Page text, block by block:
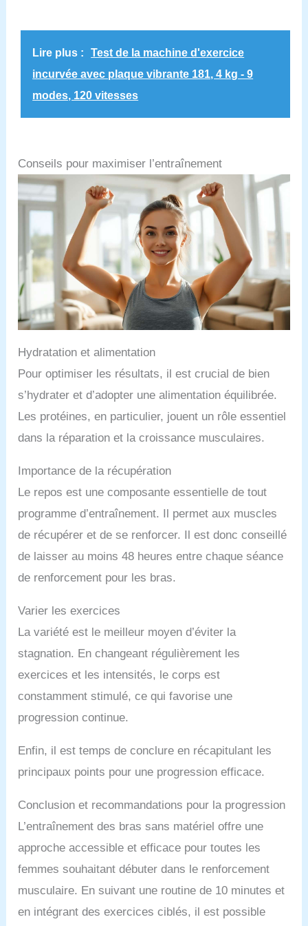
du dos, ce qui est idéal pour les culturistes de
seulement 10,4 kg avec une poignée attachée, ce
banc est facile à plier en 3 secondes et à déplacer,
entraînement presque n'importe où. Mesurant 80 x
sport à domicile Structure stable et matériau de
qualité : avec le tube de jambe plus large et la
structure triangulaire plus robuste, il est assez
robuste pour vous soutenir et supporter le poids que
vous soulevez. Les pieds sont doublés de
caoutchouc antidérapant, ce qui signifie que le banc
de gym YOLEO est stable et sûr à utiliser sur
différents sols. Le siège est rempli de mousse
pelucheuse et recouvert de cuir synthétique
durable, ce qui le rend à la fois confortable et facile
à nettoyer Entraînement polyvalent : vous pouvez
l'ajuster de 60 façons différentes pour un
entraînement plus polyvalent et faire une variété
d'exercices sur banc qui ciblent votre dos, vos
pièce de banc d'entraînement YOLEO Pas de
soucis d'achat : tous les bancs de gym YOLEO
sont approuvés. Si vous rencontrez un problème ou
avez besoin d'aide supplémentaire, n'hésitez pas à
Nous offrons un service de remplacement gratuit à
tout moment et pour quelque raison que ce soit
Lire plus :
Test de la machine d'exercice
incurvée avec plaque vibrante 181, 4 kg - 9
modes, 120 vitesses
Conseils pour maximiser l’entraînement
Hydratation et alimentation
Pour optimiser les résultats, il est crucial de bien
s’hydrater et d’adopter une alimentation équilibrée.
Les protéines, en particulier, jouent un rôle essentiel
dans la réparation et la croissance musculaires.
Importance de la récupération
Le repos est une composante essentielle de tout
programme d’entraînement. Il permet aux muscles
de récupérer et de se renforcer. Il est donc conseillé
de laisser au moins 48 heures entre chaque séance
de renforcement pour les bras.
Varier les exercices
La variété est le meilleur moyen d’éviter la
stagnation. En changeant régulièrement les
exercices et les intensités, le corps est
constamment stimulé, ce qui favorise une
progression continue.
Enfin, il est temps de conclure en récapitulant les
principaux points pour une progression efficace.
Conclusion et recommandations pour la progression
L’entraînement des bras sans matériel offre une
approche accessible et efficace pour toutes les
femmes souhaitant débuter dans le renforcement
musculaire. En suivant une routine de 10 minutes et
en intégrant des exercices ciblés, il est possible